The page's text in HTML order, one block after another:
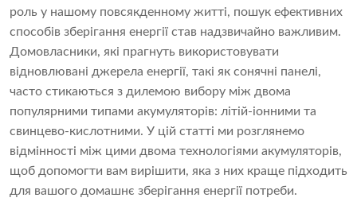
роль у нашому повсякденному житті, пошук ефективних
способів зберігання енергії став надзвичайно важливим.
Домовласники, які прагнуть використовувати
відновлювані джерела енергії, такі як сонячні панелі,
часто стикаються з дилемою вибору між двома
популярними типами акумуляторів: літій-іонними та
свинцево-кислотними. У цій статті ми розглянемо
відмінності між цими двома технологіями акумуляторів,
щоб допомогти вам вирішити, яка з них краще підходить
для вашого домашнє зберігання енергії потреби.